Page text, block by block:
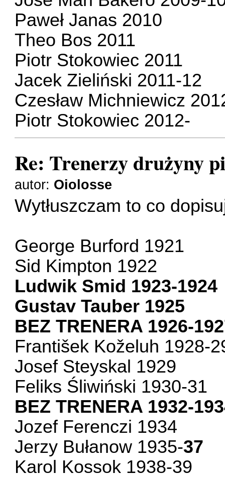
Paweł Janas 2010
Theo Bos 2011
Piotr Stokowiec 2011
Jacek Zieliński 2011-12
Czesław Michniewicz
Piotr Stokowiec 2012-
Re: Trenerzy drużyny
autor: Oiolosse
Wytłuszczam to co
George Burford 1921
Sid Kimpton 1922
Ludwik Smid 1923-1924
Gustav Tauber 1925
BEZ TRENERA 1926-
František Koželuh 1928-
Josef Steyskal 1929
Feliks Śliwiński 1930-31
BEZ TRENERA 1932-
Jozef Ferenczi 1934
Jerzy Bułanow 1935-37
Karol Kossok 1938-39